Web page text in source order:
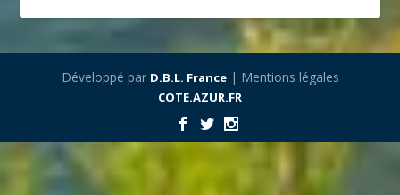
Développé par D.B.L. France| Mentions légales
COTE.AZUR.FR